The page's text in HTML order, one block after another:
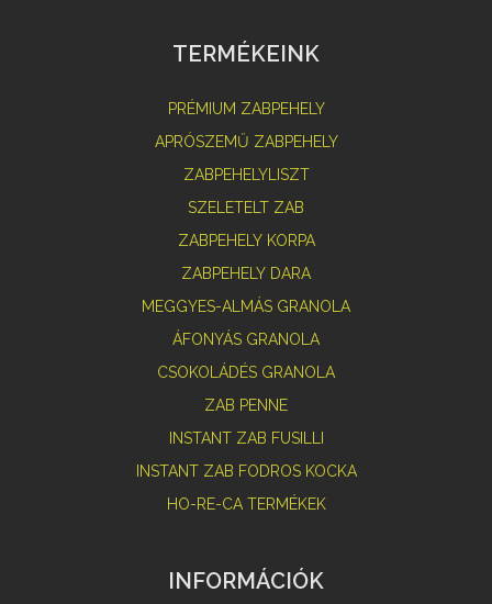
TERMÉKEINK
PRÉMIUM ZABPEHELY
APRÓSZEMŰ ZABPEHELY
ZABPEHELYLISZT
SZELETELT ZAB
ZABPEHELY KORPA
ZABPEHELY DARA
MEGGYES-ALMÁS GRANOLA
ÁFONYÁS GRANOLA
CSOKOLÁDÉS GRANOLA
ZAB PENNE
INSTANT ZAB FUSILLI
INSTANT ZAB FODROS KOCKA
HO-RE-CA TERMÉKEK
INFORMÁCIÓK